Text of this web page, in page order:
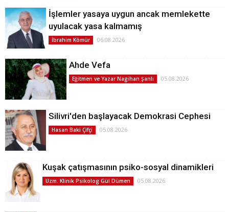
İşlemler yasaya uygun ancak memlekette
uyulacak yasa kalmamış
İbrahim Kömür 06.08.2026
Ahde Vefa
Eğitmen ve Yazar Nagihan Şanlı 05.08.2026
Silivri'den başlayacak Demokrasi Cephesi
Hasan Baki Çifçi 05.08.2026
Kuşak çatışmasının psiko-sosyal dinamikleri
Uzm. Klinik Psikolog Gül Dümen 05.08.2026